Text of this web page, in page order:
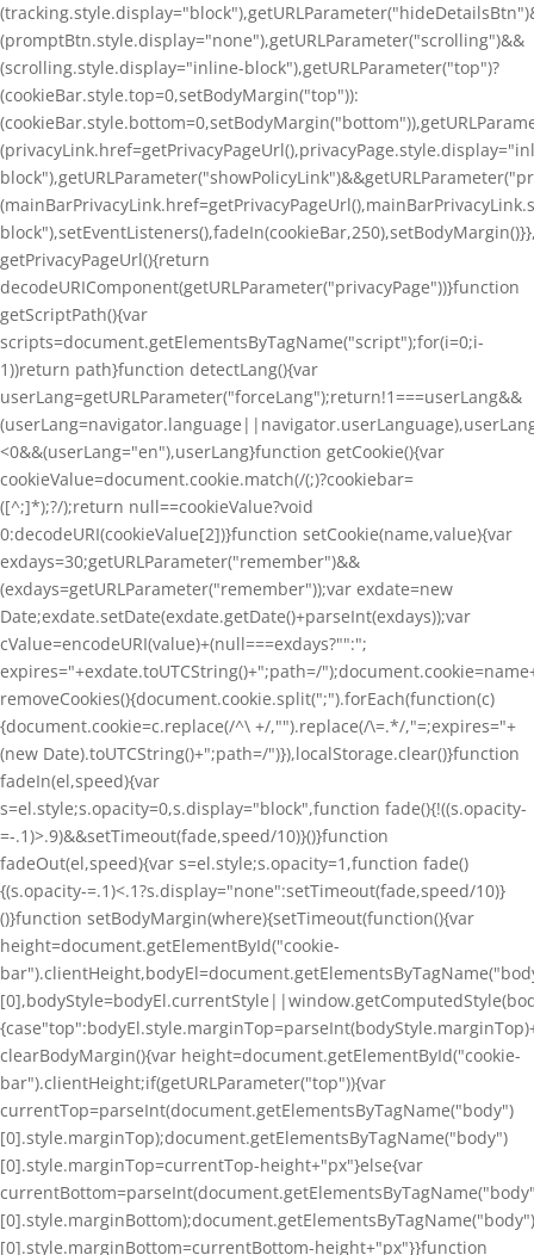
(promptBtn.style.display="none"),getURLParameter("scrolling")&&
(scrolling.style.display="inline-block"),getURLParameter("top")?
(cookieBar.style.top=0,setBodyMargin("top")):
getPrivacyPageUrl(){return
decodeURIComponent(getURLParameter("privacyPage"))}function
getScriptPath(){var
scripts=document.getElementsByTagName("script");for(i=0;i-
1))return path}function detectLang(){var
userLang=getURLParameter("forceLang");return!1===userLang&&
<0&&(userLang="en"),userLang}function getCookie(){var
cookieValue=document.cookie.match(/(;)?cookiebar=
([^;]*);?/);return null==cookieValue?void
0:decodeURI(cookieValue[2])}function setCookie(name,value){var
exdays=30;getURLParameter("remember")&&
(exdays=getURLParameter("remember"));var exdate=new
Date;exdate.setDate(exdate.getDate()+parseInt(exdays));var
cValue=encodeURI(value)+(null===exdays?"":";
expires="+exdate.toUTCString()+";path=/
removeCookies(){document.cookie.split(";").forEach(function(c)
{document.cookie=c.replace(/^\ +/,"").replace(/\=.*/,"=;expires="+
(new Date).toUTCString()+";path=/")}),localStorage.clear()}function
fadeIn(el,speed){var
s=el.style;s.opacity=0,s.display="block",function fade(){!((s.opacity-
=-.1)>.9)&&setTimeout(fade,speed/10)}()}function
fadeOut(el,speed){var s=el.style;s.opacity=1,function fade()
{(s.opacity-=.1)<.1?s.display="none":setTimeout(fade,speed/10)}
()}function setBodyMargin(where){setTimeout(function(){var
height=document.getElementById("cookie-
clearBodyMargin(){var height=document.getElementById("cookie-
bar").clientHeight;if(getURLParameter("top")){var
currentTop=parseInt(document.getElementsByTagName("body")
[0].style.marginTop);document.getElementsByTagName("body")
[0].style.marginTop=currentTop-height+"px"}else{var
[0].style.marginBottom);document.getElementsByTagName("body")
[0].style.marginBottom=currentBottom-height+"px"}}function